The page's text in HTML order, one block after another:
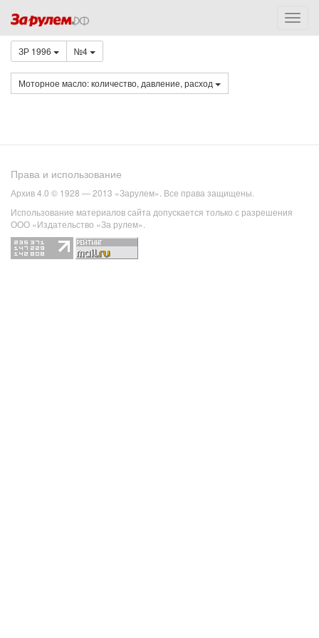
ЗР 1996 №4
Моторное масло: количество, давление, расход
Права и использование
Архив 4.0 © 1928 — 2013 «Зарулем». Все права защищены.
Использование материалов сайта допускается только с разрешения
ООО «Издательство «За рулем».